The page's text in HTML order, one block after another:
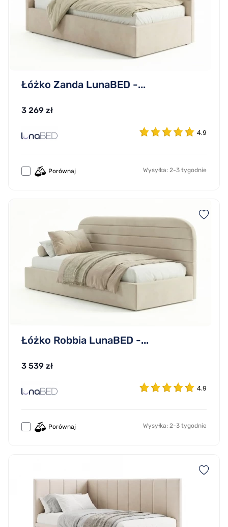
Łóżko Zanda LunaBED -...
3 269 zł
4.9
Porównaj Wysyłka: 2-3 tygodnie
Łóżko Robbia LunaBED -...
3 539 zł
4.9
Porównaj Wysyłka: 2-3 tygodnie